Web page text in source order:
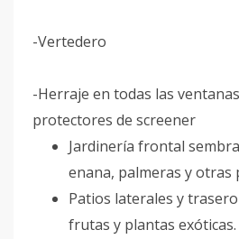
-Vertedero
-Herraje en todas las
protectores de screener
Jardinería frontal
enana, palmeras y otras
Patios laterales y
frutas y plantas exóticas.